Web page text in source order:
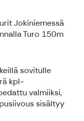
Jokiniemessä
Turo 150m
sovitulle
kpl-
valmiiksi,
sisältyy